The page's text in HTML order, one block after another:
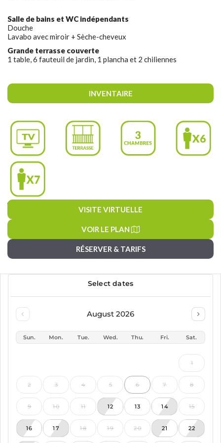
Salle de bains et WC indépendants
Douche
Lavabo avec miroir + Sèche-cheveux
Grande terrasse couverte
1 table, 6 fauteuil de jardin, 1 plancha et 2 chiliennes
INVENTAIRE
VISITE VIRTUELLE
VOIR LE PLAN
RÉSERVER & TARIFS